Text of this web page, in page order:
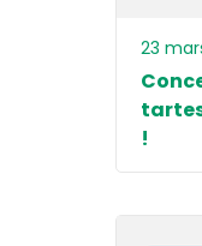
23
!